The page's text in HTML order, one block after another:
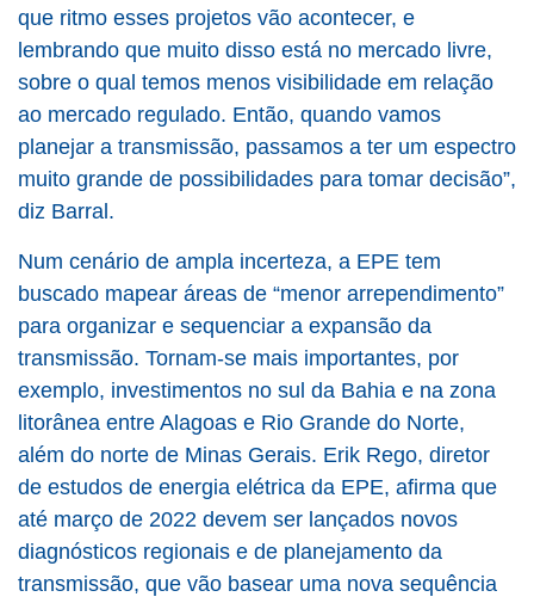
que ritmo esses projetos vão acontecer, e
lembrando que muito disso está no mercado livre,
sobre o qual temos menos visibilidade em relação
ao mercado regulado. Então, quando vamos
planejar a transmissão, passamos a ter um espectro
muito grande de possibilidades para tomar decisão”,
diz Barral.
Num cenário de ampla incerteza, a EPE tem
buscado mapear áreas de “menor arrependimento”
para organizar e sequenciar a expansão da
transmissão. Tornam-se mais importantes, por
exemplo, investimentos no sul da Bahia e na zona
litorânea entre Alagoas e Rio Grande do Norte,
além do norte de Minas Gerais. Erik Rego, diretor
de estudos de energia elétrica da EPE, afirma que
até março de 2022 devem ser lançados novos
diagnósticos regionais e de planejamento da
transmissão, que vão basear uma nova sequência